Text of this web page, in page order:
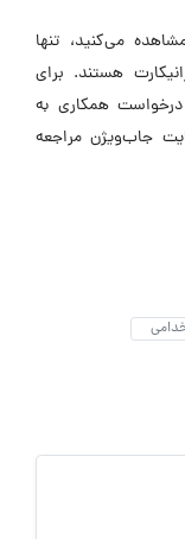
می‌کنید، تنها
هستند. برای
همکاری به
جاب‌ویژن مراجعه